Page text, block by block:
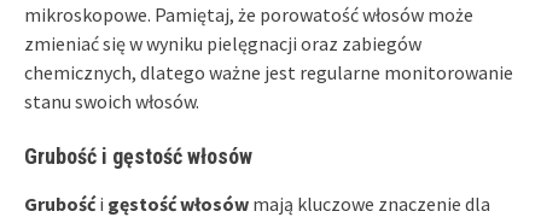
mikroskopowe. Pamiętaj, że porowatość włosów może
zmieniać się w wyniku pielęgnacji oraz zabiegów
chemicznych, dlatego ważne jest regularne monitorowanie
stanu swoich włosów.
Grubość i gęstość włosów
Grubośći gęstość włosów mają kluczowe znaczenie dla